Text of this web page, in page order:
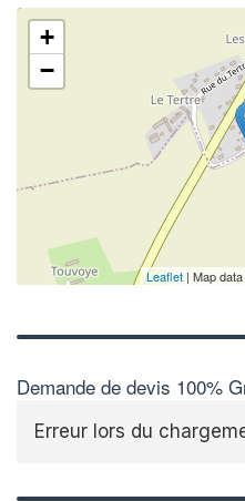
+
−
Leaflet | Map
Demande de devis 100%
Erreur lors du